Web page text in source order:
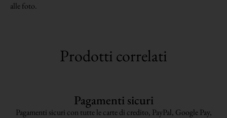
alle foto.
Prodotti correlati
Pagamenti sicuri
Pagamenti sicuri con tutte le carte di credito, PayPal, Google Pay,